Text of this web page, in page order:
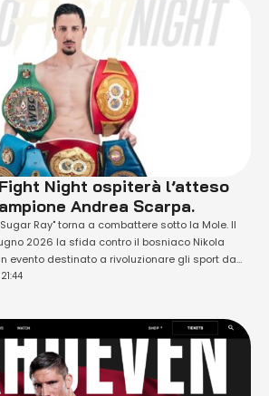
Night ospiterà l’atteso
Andrea Scarpa.
Ray" torna a combattere sotto la Mole. Il
2026 la sfida contro il bosniaco Nikola
evento destinato a rivoluzionare gli sport da
Scarpa (nella foto in primo piano) torna